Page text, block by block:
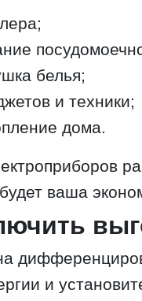
белья;
и техники;
дома.
ваша
и